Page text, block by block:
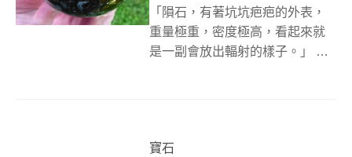
「隕石，有著坑坑疤疤的外表，
重量極重，密度極高，看起來就
是一副會放出輻射的樣子。」 雖
的一種，只是一般的礦石從地上
寶石